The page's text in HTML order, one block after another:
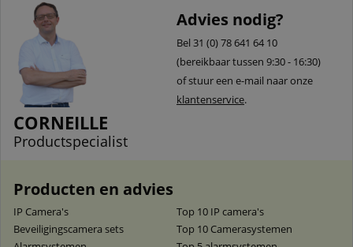
CORNEILLE
Productspecialist
Advies nodig?
Bel 31 (0) 78 641 64 10
(bereikbaar tussen 9:30 - 16:30)
of stuur een e-mail naar onze
klantenservice.
Producten en advies
IP Camera's
Top 10 IP camera's
Beveiligingscamera sets
Top 10 Camerasystemen